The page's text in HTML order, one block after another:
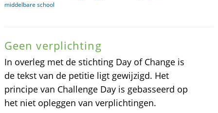
middelbare school
Geen verplichting
In overleg met de stichting Day of Change is
de tekst van de petitie ligt gewijzigd. Het
principe van Challenge Day is gebasseerd op
het niet opleggen van verplichtingen.